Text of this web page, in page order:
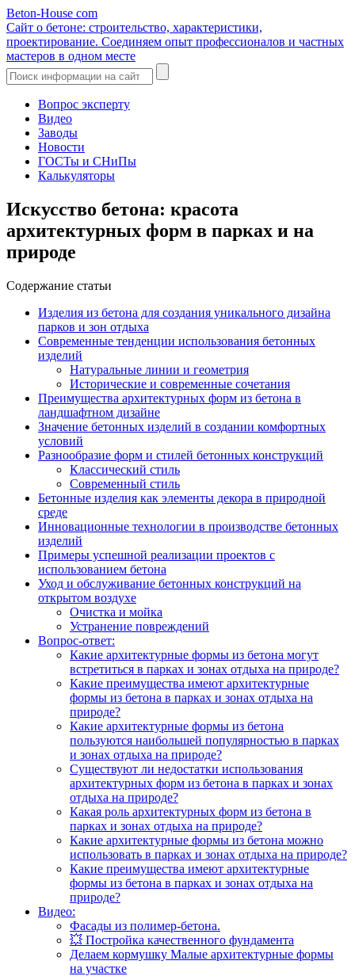
Beton-House com
Сайт о бетоне: строительство, характеристики,
проектирование. Соединяем опыт профессионалов и частных
мастеров в одном месте
Вопрос эксперту
Видео
Заводы
Новости
ГОСТы и СНиПы
Калькуляторы
Искусство бетона: красота
архитектурных форм в парках и на
природе
Содержание статьи
Изделия из бетона для создания уникального дизайна
парков и зон отдыха
Современные тенденции использования бетонных
изделий
Натуральные линии и геометрия
Исторические и современные сочетания
Преимущества архитектурных форм из бетона в
ландшафтном дизайне
Значение бетонных изделий в создании комфортных
условий
Разнообразие форм и стилей бетонных конструкций
Классический стиль
Современный стиль
Бетонные изделия как элементы декора в природной
среде
Инновационные технологии в производстве бетонных
изделий
Примеры успешной реализации проектов с
использованием бетона
Уход и обслуживание бетонных конструкций на
открытом воздухе
Очистка и мойка
Устранение повреждений
Вопрос-ответ:
Какие архитектурные формы из бетона могут
встретиться в парках и зонах отдыха на природе?
Какие преимущества имеют архитектурные
формы из бетона в парках и зонах отдыха на
природе?
Какие архитектурные формы из бетона
пользуются наибольшей популярностью в парках
и зонах отдыха на природе?
Существуют ли недостатки использования
архитектурных форм из бетона в парках и зонах
отдыха на природе?
Какая роль архитектурных форм из бетона в
парках и зонах отдыха на природе?
Какие архитектурные формы из бетона можно
использовать в парках и зонах отдыха на природе?
Какие преимущества имеют архитектурные
формы из бетона в парках и зонах отдыха на
природе?
Видео:
Фасады из полимер-бетона.
💥 Постройка качественного фундамента
Делаем кормушку Малые архитектурные формы
на участке